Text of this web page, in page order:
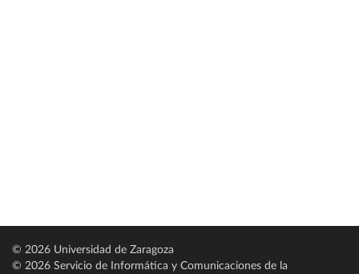
© 2026 Universidad de Zaragoza
© 2026 Servicio de Informática y Comunicaciones de la